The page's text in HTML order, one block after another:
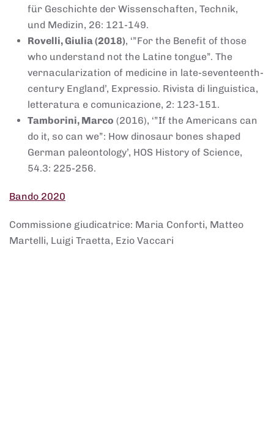
für Geschichte der Wissenschaften, Technik,
und Medizin, 26: 121-149.
Rovelli, Giulia (2018), ‘”For the Benefit of those
who understand not the Latine tongue”. The
vernacularization of medicine in late-seventeenth-
century England’, Expressio. Rivista di linguistica,
letteratura e comunicazione, 2: 123-151.
Tamborini, Marco (2016), ‘”If the Americans can
do it, so can we”: How dinosaur bones shaped
German paleontology’, HOS History of Science,
54.3: 225-256.
Bando 2020
Commissione giudicatrice: Maria Conforti, Matteo
Martelli, Luigi Traetta, Ezio Vaccari